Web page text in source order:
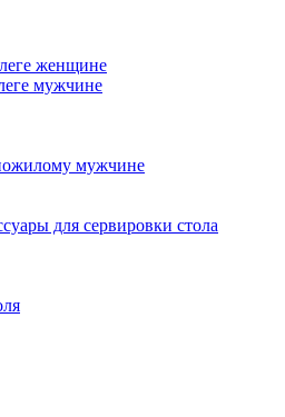
женщине
мужчине
мужчине
для сервировки стола